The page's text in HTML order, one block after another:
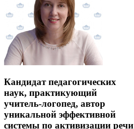
Кандидат педагогических
наук, практикующий
учитель-логопед, автор
уникальной эффективной
системы по активизации речи